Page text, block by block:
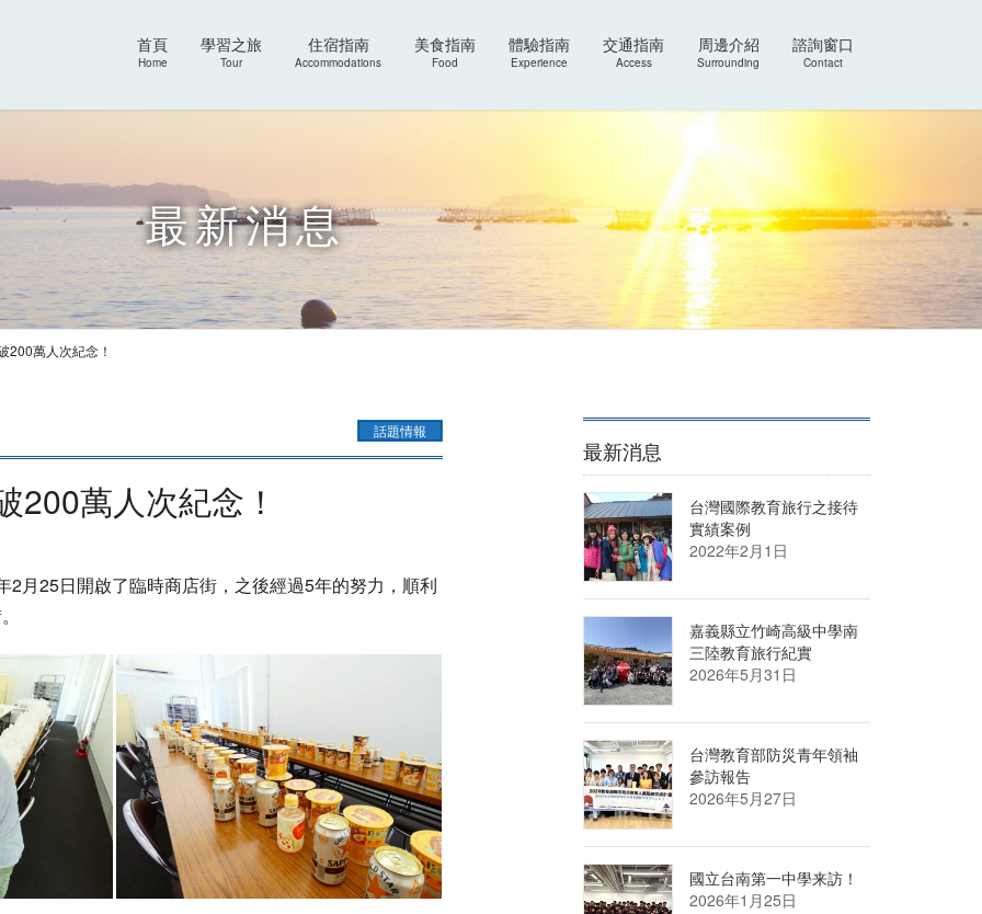
首頁
Home
學習之旅
Tour
住宿指南
Accommodations
美食指南
Food
體驗指南
Experience
交通指南
Access
周邊介紹
Surrounding
諮詢窗口
Contact
最新消息
200萬人次紀念！
話題情報
200萬人次紀念！
月25日開啟了臨時商店街，之後經過5年的努力，順利
最新消息
台灣國際教育旅行之接待
實績案例
2022年2月1日
嘉義縣立竹崎高級中學南
三陸教育旅行紀實
2026年5月31日
台灣教育部防災青年領袖
參訪報告
2026年5月27日
國立台南第一中學来訪！
2026年1月25日